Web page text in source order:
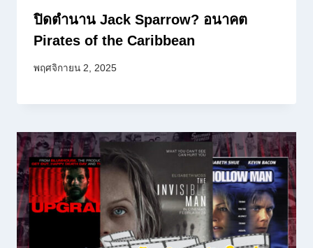
ปิดตำนาน Jack Sparrow? อนาคต
Pirates of the Caribbean
พฤศจิกายน 2, 2025